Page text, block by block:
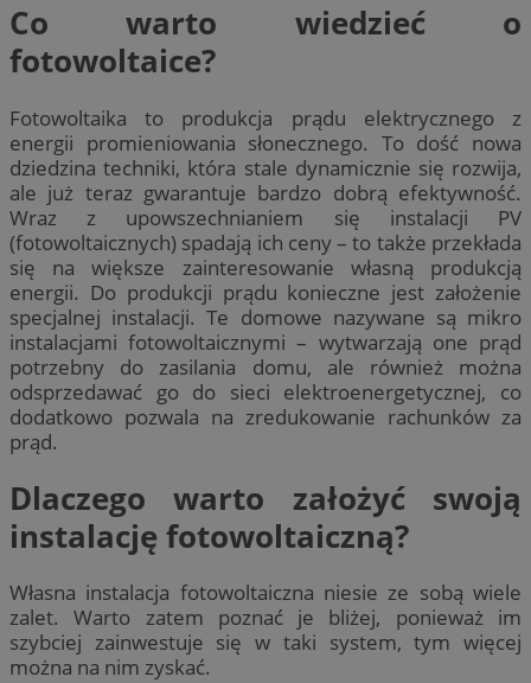
Co warto wiedzieć o
fotowoltaice?
Fotowoltaika to produkcja prądu elektrycznego z
energii promieniowania słonecznego. To dość nowa
dziedzina techniki, która stale dynamicznie się rozwija,
ale już teraz gwarantuje bardzo dobrą efektywność.
Wraz z upowszechnianiem się instalacji PV
(fotowoltaicznych) spadają ich ceny – to także przekłada
się na większe zainteresowanie własną produkcją
energii. Do produkcji prądu konieczne jest założenie
specjalnej instalacji. Te domowe nazywane są mikro
instalacjami fotowoltaicznymi – wytwarzają one prąd
potrzebny do zasilania domu, ale również można
odsprzedawać go do sieci elektroenergetycznej, co
dodatkowo pozwala na zredukowanie rachunków za
prąd.
Dlaczego warto założyć swoją
instalację fotowoltaiczną?
Własna instalacja fotowoltaiczna niesie ze sobą wiele
zalet. Warto zatem poznać je bliżej, ponieważ im
szybciej zainwestuje się w taki system, tym więcej
można na nim zyskać.